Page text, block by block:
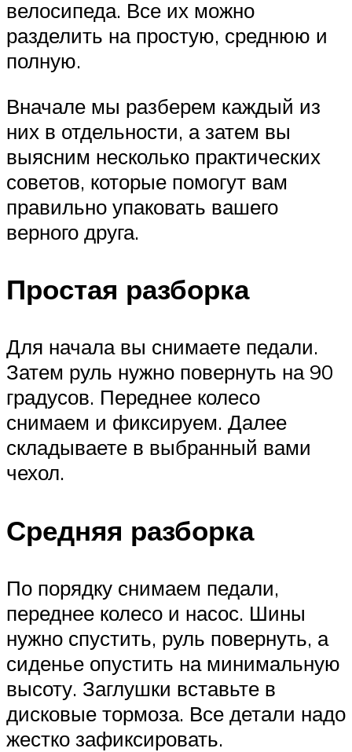
велосипеда. Все их можно
разделить на простую, среднюю и
полную.
Вначале мы разберем каждый из
них в отдельности, а затем вы
выясним несколько практических
советов, которые помогут вам
правильно упаковать вашего
верного друга.
Простая разборка
Для начала вы снимаете педали.
Затем руль нужно повернуть на 90
градусов. Переднее колесо
снимаем и фиксируем. Далее
складываете в выбранный вами
чехол.
Средняя разборка
По порядку снимаем педали,
переднее колесо и насос. Шины
нужно спустить, руль повернуть, а
сиденье опустить на минимальную
высоту. Заглушки вставьте в
дисковые тормоза. Все детали надо
жестко зафиксировать.